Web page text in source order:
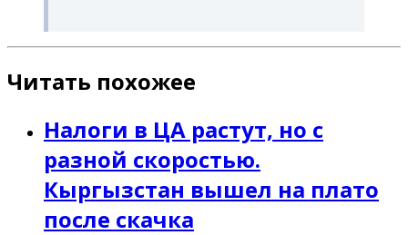
Читать похожее
Налоги в ЦА растут, но с
разной скоростью.
Кыргызстан вышел на плато
после скачка